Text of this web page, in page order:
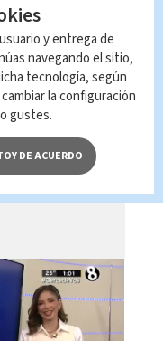
con Paula
2026
y entrega de
navegando el sitio,
tecnología, según
la configuración
gustes.
DE ACUERDO